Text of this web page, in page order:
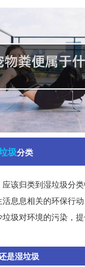
圾分类
该归类到湿垃圾分
息息相关的环保行
圾对环境的污染，
是湿垃圾